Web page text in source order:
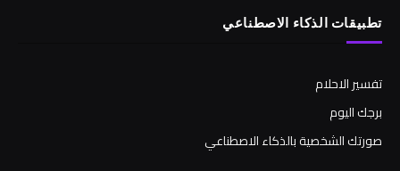
تطبيقات الذكاء الاصطناعي
تفسير الاحلام
برجك اليوم
صورتك الشخصية بالذكاء الاصطناعي